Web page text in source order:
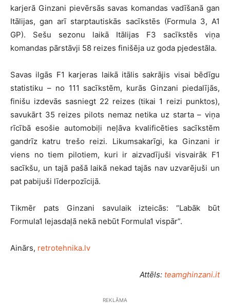
karjerā Ginzani pievērsās savas komandas vadīšanā gan
Itālijas, gan arī starptautiskās sacīkstēs (Formula 3, A1
GP). Sešu sezonu laikā Itālijas F3 sacīkstēs viņa
komandas pārstāvji 58 reizes finišēja uz goda pjedestāla.
Savas ilgās F1 karjeras laikā itālis sakrājis visai bēdīgu
statistiku – no 111 sacīkstēm, kurās Ginzani piedalījās,
finišu izdevās sasniegt 22 reizes (tikai 1 reizi punktos),
savukārt 35 reizes pilots nemaz netika uz starta – viņa
rīcībā esošie automobiļi neļāva kvalificēties sacīkstēm
gandrīz katru trešo reizi. Likumsakarīgi, ka Ginzani ir
viens no tiem pilotiem, kuri ir aizvadījuši visvairāk F1
sacīkšu, un tajā pašā laikā nekad tajās nav uzvarējuši un
pat pabijuši līderpozīcijā.
Tikmēr pats Ginzani savulaik izteicās: “Labāk būt
Formula1 lejasdaļā nekā nebūt Formula1 vispār”.
Ainārs, retrotehnika.lv
Attēls: teamghinzani.it
REKLĀMA